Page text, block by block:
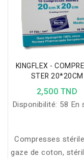
KINGFLEX -
STER 20*20CM
2,500 TND
Disponibilité: 58 En
Compresses
gaze de coton,